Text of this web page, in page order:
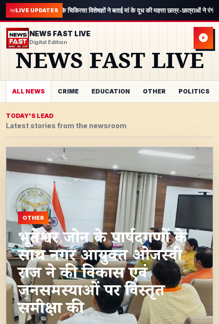
LIVE UPDATES
चिकित्सा विशेषज्ञों ने बताई मां के दूध की महत्ता छात्र-छात्राओं ने रंगो…संस्कृति आयुर्वेदिक
NEWS FAST LIVE
Digital Edition
NEWS FAST LIVE
ALL NEWS CRIME EDUCATION OTHER POLITICS
TODAY'S LEAD
Latest stories from the newsroom
OTHER
भूतेश्वर जोन के पार्षदगणों के
साथ नगर आयुक्त ओजस्वी
राज ने की विकास एवं
जनसमस्याओं पर विस्तृत
समीक्षा की